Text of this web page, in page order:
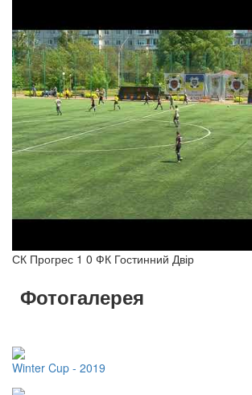
СК Прогрес 1 0 ФК Гостинний Двір
Фотогалерея
Winter Cup - 2019